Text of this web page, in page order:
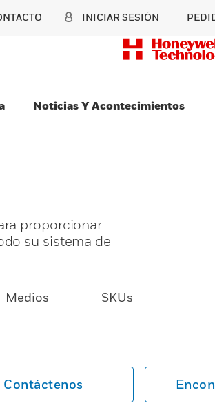
INICIAR SESIÓN
Noticias Y Acontecimientos
proporcionar
su sistema de
Medios SKUs
Contáctenos